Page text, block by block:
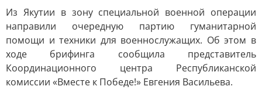
Из Якутии в зону специальной военной операции
направили очередную партию гуманитарной
помощи и техники для военнослужащих. Об этом в
ходе брифинга сообщила представитель
Координационного центра Республиканской
комиссии «Вместе к Победе!» Евгения Васильева.